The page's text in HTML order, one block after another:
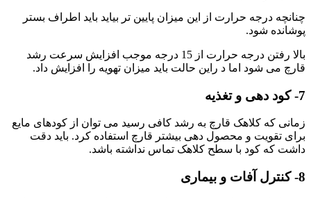
چنانچه درجه حرارت از این میزان پایین تر بیاید باید اطراف بستر
پوشانده شود.
بالا رفتن درجه حرارت از 15 درجه موجب افزایش سرعت رشد
قارچ می شود اما د راین حالت باید میزان تهویه را افزایش داد.
7- کود دهی و تغذیه
زمانی که کلاهک قارچ به رشد کافی رسید می توان از کودهای مایع
برای تقویت و محصول دهی بیشتر قارچ استفاده کرد. باید دقت
داشت که کود با سطح کلاهک تماس نداشته باشد.
8- کنترل آفات و بیماری